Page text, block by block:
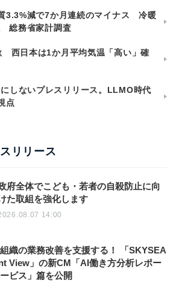
3.3%減で7か月連続のマイナス 冷暖
総務省家計調査
西日本は1か月平均気温「高い」確
にしないプレスリリース。LLMO時代
点
リリース
府全体でこども・若者の自殺防止に向
た取組を強化します
14:00
織の業務改善を支援する！ 「SKYSEA
View」の新CM「AI働き方分析レポー
ービス」篇を公開